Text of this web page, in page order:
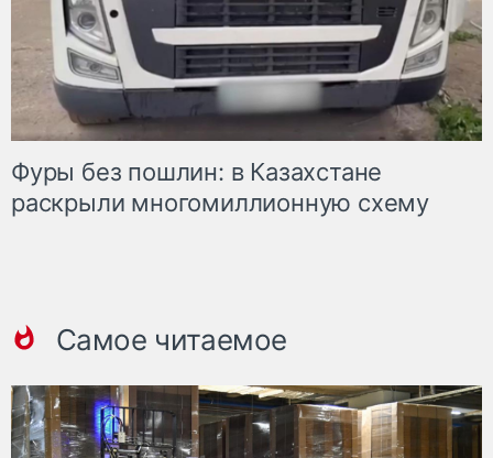
Фуры без пошлин: в Казахстане
раскрыли многомиллионную схему
Самое читаемое